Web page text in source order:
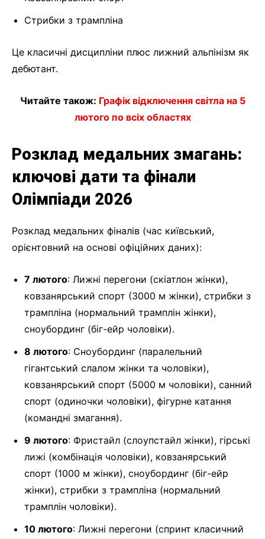
Стрибки з трампліна
Це класичні дисципліни плюс лижний альпінізм як
дебютант.
Читайте також: Графік відключення світла на 5
лютого по всіх областях
Розклад медальних змагань:
ключові дати та фінали
Олімпіади 2026
Розклад медальних фіналів (час київський,
орієнтовний на основі офіційних даних):
7 лютого: Лижні перегони (скіатлон жінки),
ковзанярський спорт (3000 м жінки), стрибки з
трампліна (нормальний трамплін жінки),
сноубординг (біг-ейр чоловіки).
8 лютого: Сноубординг (паралельний
гігантський слалом жінки та чоловіки),
ковзанярський спорт (5000 м чоловіки), санний
спорт (одиночки чоловіки), фігурне катання
(командні змагання).
9 лютого: Фристайл (слоупстайл жінки), гірські
лижі (комбінація чоловіки), ковзанярський
спорт (1000 м жінки), сноубординг (біг-ейр
жінки), стрибки з трампліна (нормальний
трамплін чоловіки).
10 лютого: Лижні перегони (спринт класичний